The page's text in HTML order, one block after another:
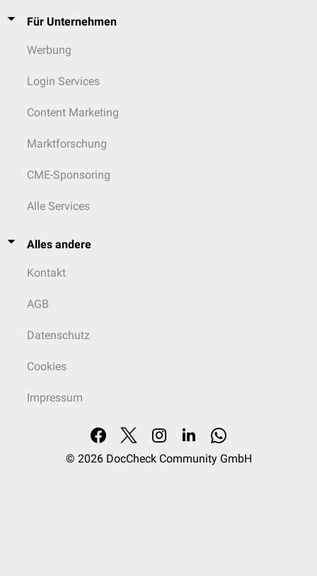
Für Unternehmen
Werbung
Login Services
Content Marketing
Marktforschung
CME-Sponsoring
Alle Services
Alles andere
Kontakt
AGB
Datenschutz
Cookies
Impressum
© 2026 DocCheck Community GmbH